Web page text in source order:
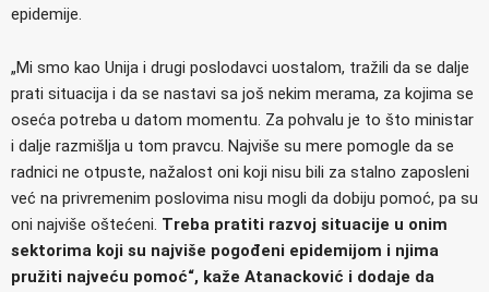
epidemije.
„Mi smo kao Unija i drugi poslodavci uostalom, tražili da se dalje
prati situacija i da se nastavi sa još nekim merama, za kojima se
oseća potreba u datom momentu. Za pohvalu je to što ministar
i dalje razmišlja u tom pravcu. Najviše su mere pomogle da se
radnici ne otpuste, nažalost oni koji nisu bili za stalno zaposleni
već na privremenim poslovima nisu mogli da dobiju pomoć, pa su
oni najviše oštećeni. Treba pratiti razvoj situacije u onim
sektorima koji su najviše pogođeni epidemijom i njima
pružiti najveću pomoć“, kaže Atanacković i dodaje da